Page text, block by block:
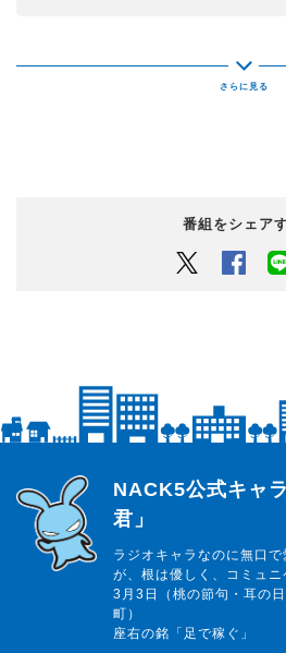
番組をシェア
Twitter
らじっと君
NACK5公式キャ
君」
ラジオキャラなのに無口
が、根は優しく、コミュニ
3月3日（桃の節句・耳の
町）
座右の銘「足で稼ぐ」